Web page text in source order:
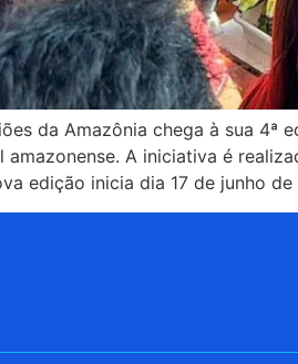
da Amazônia chega à sua 4ª
amazonense. A iniciativa é
edição inicia dia 17 de junho